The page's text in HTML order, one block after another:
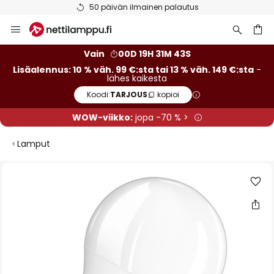
Ilmainen toimitus väh. 99 euron tilauksille
to
Vain
00D 19H 31M 43S
Lisäalennus: 10 % väh. 99 €:sta tai 13 % väh. 149 €:sta -
lähes kaikesta
Koodi:TARJOUS kopioi
WOW-viikko:jopa -70 % >
Lamput